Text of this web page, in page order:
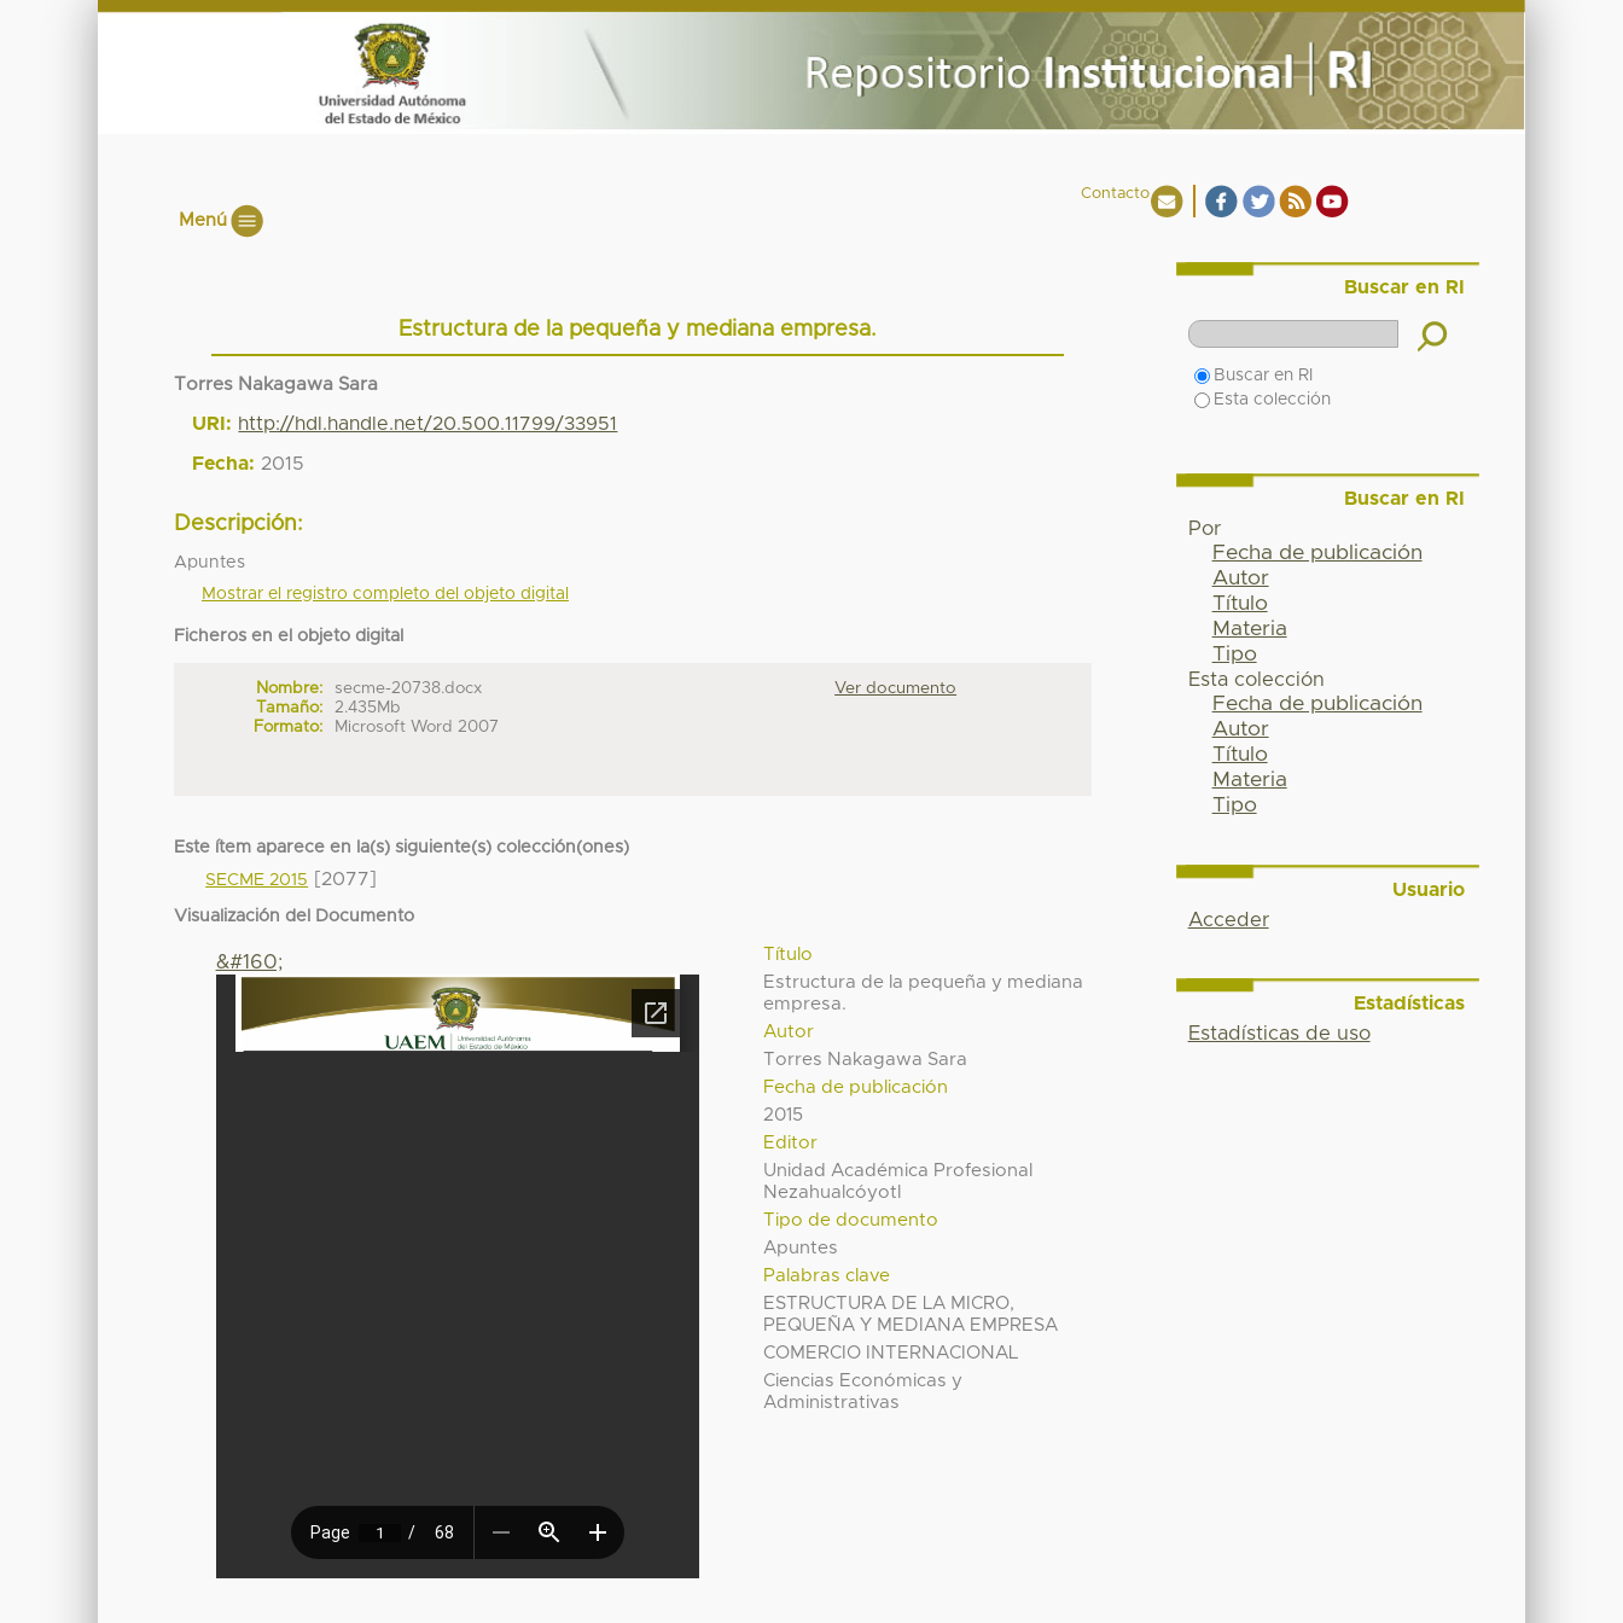
Contacto
Menú
Estructura de la pequeña y mediana empresa.
Torres Nakagawa Sara
URI: http://hdl.handle.net/20.500.11799/33951
Fecha: 2015
Descripción:
Apuntes
Mostrar el registro completo del objeto digital
Ficheros en el objeto digital
Nombre:
secme-20738.docx
Tamaño:
2.435Mb
Formato:
Microsoft Word 2007
Ver documento
Este ítem aparece en la(s) siguiente(s) colección(ones)
SECME 2015
[2077]
Visualización del Documento
Título
Estructura de la pequeña y mediana
empresa.
Autor
Torres Nakagawa Sara
Fecha de publicación
2015
Editor
Unidad Académica Profesional
Nezahualcóyotl
Tipo de documento
Apuntes
Palabras clave
ESTRUCTURA DE LA MICRO,
PEQUEÑA Y MEDIANA EMPRESA
COMERCIO INTERNACIONAL
Ciencias Económicas y
Administrativas
&#160;
Buscar en RI
Buscar en RI
Esta colección
Buscar en RI
Por
Fecha de publicación
Autor
Título
Materia
Tipo
Esta colección
Fecha de publicación
Autor
Título
Materia
Tipo
Usuario
Acceder
Estadísticas
Estadísticas de uso